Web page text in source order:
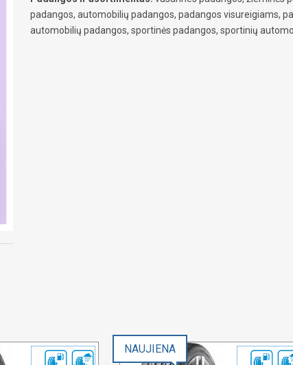
padangos, automobilių padangos, padangos visureigiams,
automobilių padangos, sportinės padangos, sportinių
NAUJIENA